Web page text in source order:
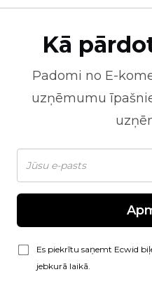
Kā
Padomi no E-
uzņēmumu
Es piekrītu saņemt Ecwid
jebkurā laikā.